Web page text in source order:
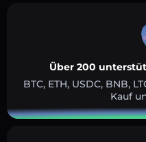
Über 200
BTC, ETH, USDC, BNB,
Kauf